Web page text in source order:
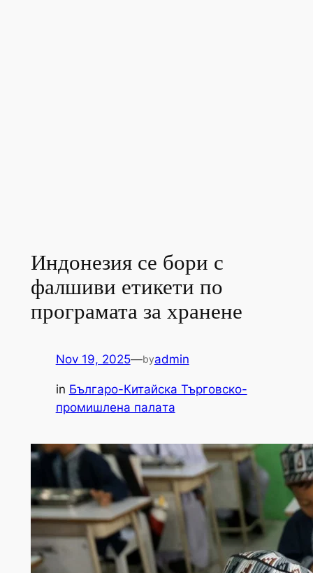
Индонезия се бори с
фалшиви етикети по
програмата за хранене
Nov 19, 2025—byadmin
in Българо-Китайска Търговско-
промишлена палaта